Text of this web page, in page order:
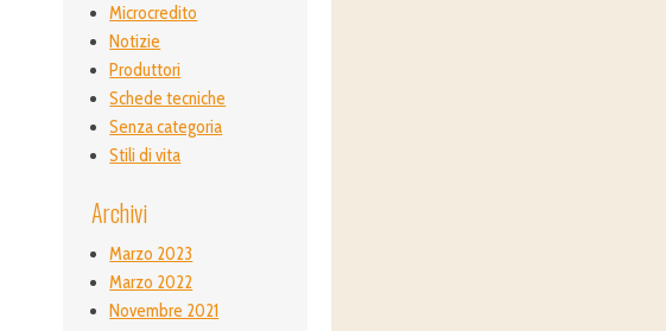
Microcredito
Notizie
Produttori
Schede tecniche
Senza categoria
Stili di vita
Archivi
Marzo 2023
Marzo 2022
Novembre 2021